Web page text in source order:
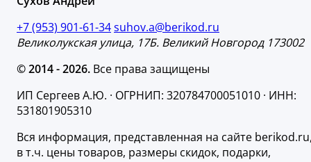
+7 (953) 901-61-34suhov.a@berikod.ru
Великолукская улица, 17Б. Великий Новгород 173002
© 2014 - 2026. Все права защищены
ИП Сергеев А.Ю. · ОГРНИП: 320784700051010 · ИНН:
531801905310
Вся информация, представленная на сайте
в т.ч. цены товаров, размеры скидок, подарки,